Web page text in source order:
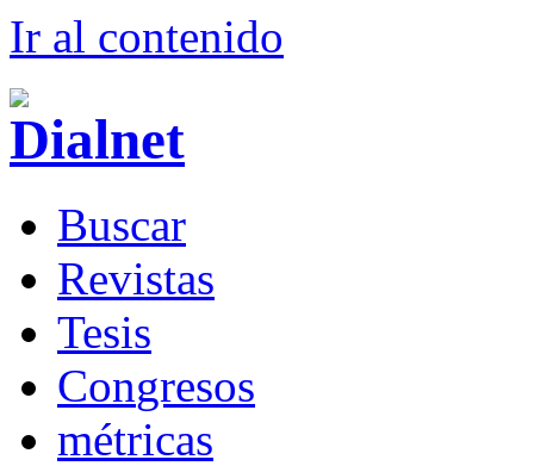
Ir al contenido
Buscar
Revistas
Tesis
Congresos
métricas